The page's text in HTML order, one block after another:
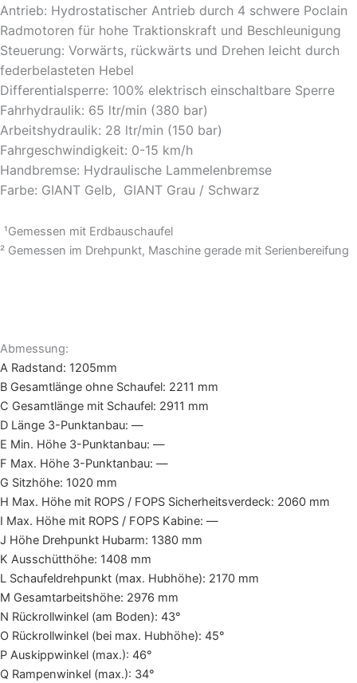
Antrieb: Hydrostatischer Antrieb durch 4 schwere Poclain
Radmotoren für hohe Traktionskraft und Beschleunigung
Steuerung: Vorwärts, rückwärts und Drehen leicht durch
federbelasteten Hebel
Differentialsperre: 100% elektrisch einschaltbare Sperre
Fahrhydraulik: 65 ltr/min (380 bar)
Arbeitshydraulik: 28 ltr/min (150 bar)
Fahrgeschwindigkeit: 0-15 km/h
Handbremse: Hydraulische Lammelenbremse
Farbe: GIANT Gelb, GIANT Grau / Schwarz
¹Gemessen mit Erdbauschaufel
² Gemessen im Drehpunkt, Maschine gerade mit Serienbereifung
Abmessung:
A Radstand: 1205mm
B Gesamtlänge ohne Schaufel: 2211 mm
C Gesamtlänge mit Schaufel: 2911 mm
D Länge 3-Punktanbau: —
E Min. Höhe 3-Punktanbau: —
F Max. Höhe 3-Punktanbau: —
G Sitzhöhe: 1020 mm
H Max. Höhe mit ROPS / FOPS Sicherheitsverdeck: 2060 mm
I Max. Höhe mit ROPS / FOPS Kabine: —
J Höhe Drehpunkt Hubarm: 1380 mm
K Ausschütthöhe: 1408 mm
L Schaufeldrehpunkt (max. Hubhöhe): 2170 mm
M Gesamtarbeitshöhe: 2976 mm
N Rückrollwinkel (am Boden): 43°
O Rückrollwinkel (bei max. Hubhöhe): 45°
P Auskippwinkel (max.): 46°
Q Rampenwinkel (max.): 34°